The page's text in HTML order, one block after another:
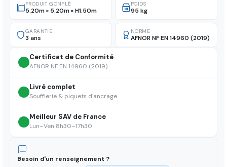
PRODUIT GONFLÉ
5.20m × 5.20m × H1.50m
POIDS
95 kg
GARANTIE
3 ans
NORME
AFNOR NF EN 14960 (2019)
Certificat de Conformité
AFNOR NF EN 14960 (2019)
Livré complet
Soufflerie & piquets d'ancrage
Meilleur SAV de France
Lun–Ven 8h30–17h30
Besoin d'un renseignement ?